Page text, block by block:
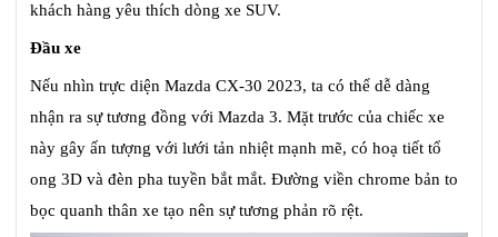
khách hàng yêu thích dòng xe SUV.
Đầu xe
Nếu nhìn trực diện Mazda CX-30 2023, ta có thể dễ dàng
nhận ra sự tương đồng với Mazda 3. Mặt trước của chiếc xe
này gây ấn tượng với lưới tản nhiệt mạnh mẽ, có hoạ tiết tổ
ong 3D và đèn pha tuyền bắt mắt. Đường viền chrome bản to
bọc quanh thân xe tạo nên sự tương phản rõ rệt.